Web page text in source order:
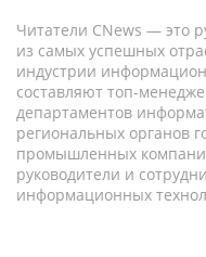
Читатели CNews — это
из самых успешных
индустрии
составляют топ-
департаментов
региональных органов
промышленных
руководители и
информационных